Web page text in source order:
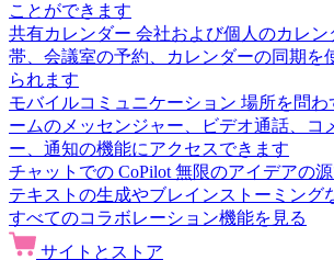
ことができます
共有カレンダー 会社および個人のカレン
帯、会議室の予約、カレンダーの同期を
られます
モバイルコミュニケーション 場所を問わ
ームのメッセンジャー、ビデオ通話、コ
ー、通知の機能にアクセスできます
チャットでの CoPilot 無限のアイデアの
テキストの生成やブレインストーミング
すべてのコラボレーション機能を見る
サイトとストア